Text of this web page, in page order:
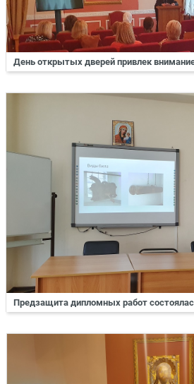
День открытых дверей привлек
Предзащита дипломных работ